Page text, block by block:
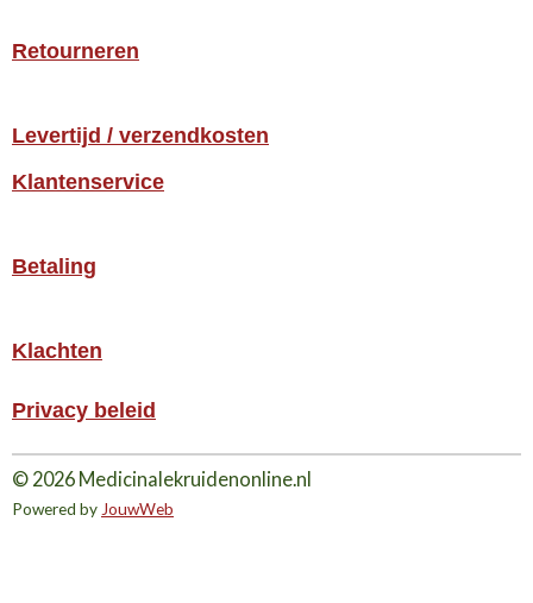
Retourneren
Levertijd / verzendkosten
Klantenservice
Betaling
Klachten
Privacy beleid
© 2026 Medicinalekruidenonline.nl
Powered by JouwWeb